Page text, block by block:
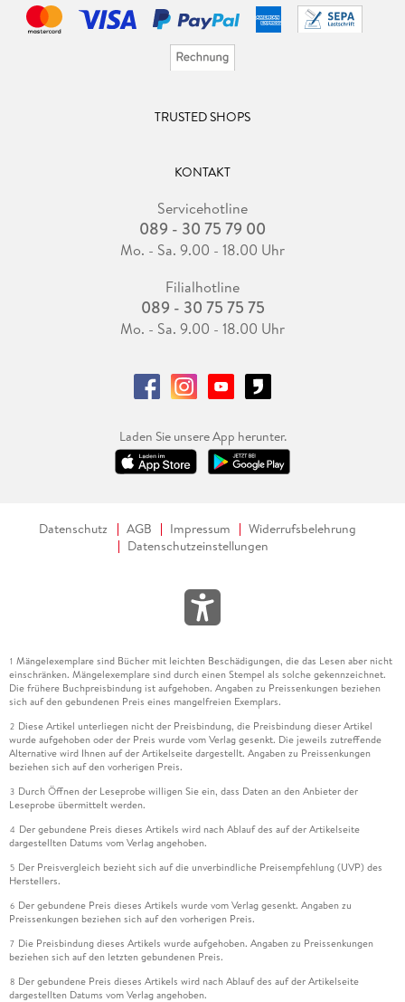
TRUSTED SHOPS
KONTAKT
Servicehotline
089 - 30 75 79 00
Mo. - Sa. 9.00 - 18.00 Uhr
Filialhotline
089 - 30 75 75 75
Mo. - Sa. 9.00 - 18.00 Uhr
Laden Sie unsere App herunter.
Datenschutz AGB Impressum
Widerrufsbelehrung
Datenschutzeinstellungen
1 Mängelexemplare sind Bücher mit leichten Beschädigungen, die das Lesen aber nicht
einschränken. Mängelexemplare sind durch einen Stempel als solche gekennzeichnet.
Die frühere Buchpreisbindung ist aufgehoben. Angaben zu Preissenkungen beziehen
sich auf den gebundenen Preis eines mangelfreien Exemplars.
2 Diese Artikel unterliegen nicht der Preisbindung, die Preisbindung dieser Artikel
wurde aufgehoben oder der Preis wurde vom Verlag gesenkt. Die jeweils zutreffende
Alternative wird Ihnen auf der Artikelseite dargestellt. Angaben zu Preissenkungen
beziehen sich auf den vorherigen Preis.
3 Durch Öffnen der Leseprobe willigen Sie ein, dass Daten an den Anbieter der
Leseprobe übermittelt werden.
4 Der gebundene Preis dieses Artikels wird nach Ablauf des auf der Artikelseite
dargestellten Datums vom Verlag angehoben.
5 Der Preisvergleich bezieht sich auf die unverbindliche Preisempfehlung (UVP) des
Herstellers.
6 Der gebundene Preis dieses Artikels wurde vom Verlag gesenkt. Angaben zu
Preissenkungen beziehen sich auf den vorherigen Preis.
7 Die Preisbindung dieses Artikels wurde aufgehoben. Angaben zu Preissenkungen
beziehen sich auf den letzten gebundenen Preis.
8 Der gebundene Preis dieses Artikels wird nach Ablauf des auf der Artikelseite
dargestellten Datums vom Verlag angehoben.